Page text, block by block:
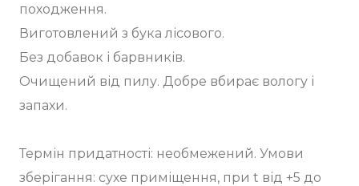
походження.
Виготовлений з бука лісового.
Без добавок і барвників.
Очищений від пилу. Добре вбирає вологу і
запахи.
Термін придатності: необмежений. Умови
зберігання: сухе приміщення, при t від +5 до